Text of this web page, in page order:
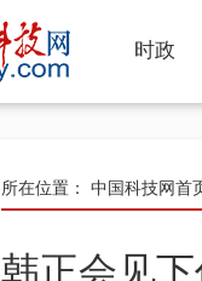
时政
所在位置： 中国科技网首
韩正会见